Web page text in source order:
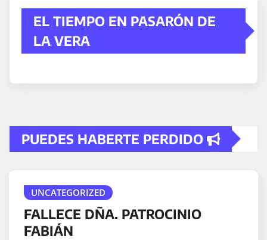
EL TIEMPO EN PASARÓN DE
LA VERA
PUEDES HABERTE PERDIDO
UNCATEGORIZED
FALLECE DÑA. PATROCINIO
FABIÁN